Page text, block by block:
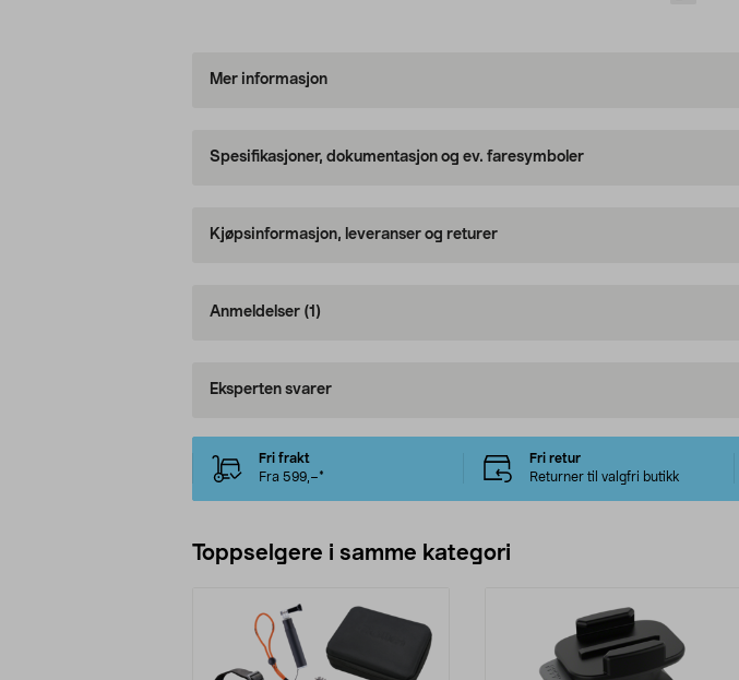
Mer informasjon
Spesifikasjoner, dokumentasjon og ev. faresymboler
Kjøpsinformasjon, leveranser og returer
Anmeldelser (1)
Eksperten svarer
Fri frakt
Fra 599,–*
Fri retur
Returner til valgfri butikk
Toppselgere i samme kategori